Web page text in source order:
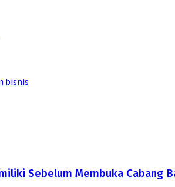
bisnis
Sebelum Membuka Cabang